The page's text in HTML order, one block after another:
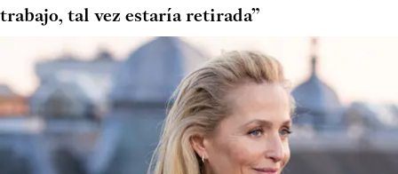
trabajo, tal vez estaría retirada”